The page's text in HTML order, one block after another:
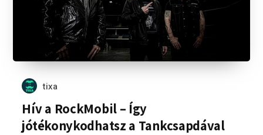
tixa
Hív a RockMobil – Így
jótékonykodhatsz a Tankcsapdával